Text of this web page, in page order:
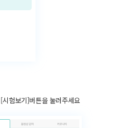
험보기]버튼을 눌러주세요